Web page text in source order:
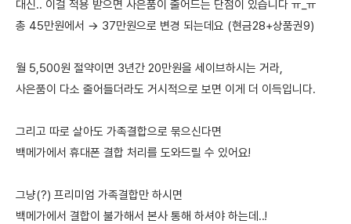
대신.. 이걸 적용 받으면 사은품이 줄어드는 단점이 있습니다 ㅠ_ㅠ
총 45만원에서 → 37만원으로 변경 되는데요 (현금28+상품권9)
월 5,500원 절약이면 3년간 20만원을 세이브하시는 거라,
사은품이 다소 줄어들더라도 거시적으로 보면 이게 더 이득입니다.
그리고 따로 살아도 가족결합으로 묶으신다면
백메가에서 휴대폰 결합 처리를 도와드릴 수 있어요!
그냥(?) 프리미엄 가족결합만 하시면
백메가에서 결합이 불가해서 본사 통해 하셔야 하는데..!